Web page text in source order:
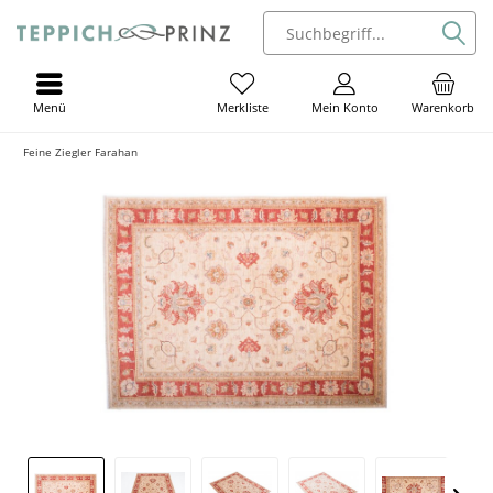
Warenkorb
Mein Konto
Merkliste
Menü
Feine Ziegler Farahan